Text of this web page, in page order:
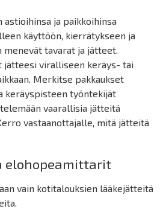
ja paikkoihinsa
käyttöön, kierrätykseen ja
menevät tavarat ja jätteet.
jätteesi viralliseen keräys- tai
Merkitse pakkaukset
keräyspisteen työntekijät
vaarallisia jätteitä
vastaanottajalle, mitä jätteitä
elohopeamittarit
vain kotitalouksien lääkejätteitä